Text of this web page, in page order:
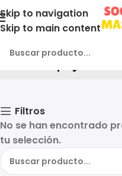
Skip to navigation
Skip to main content
Aves o pajaros
Filtros
No se han encontrado
tu selección.